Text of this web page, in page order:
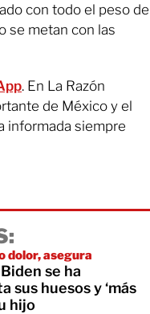
con todo el peso de
se metan con las
. En La Razón
de México y el
informada siempre
dolor, asegura
se ha
sus huesos y ‘más
hijo